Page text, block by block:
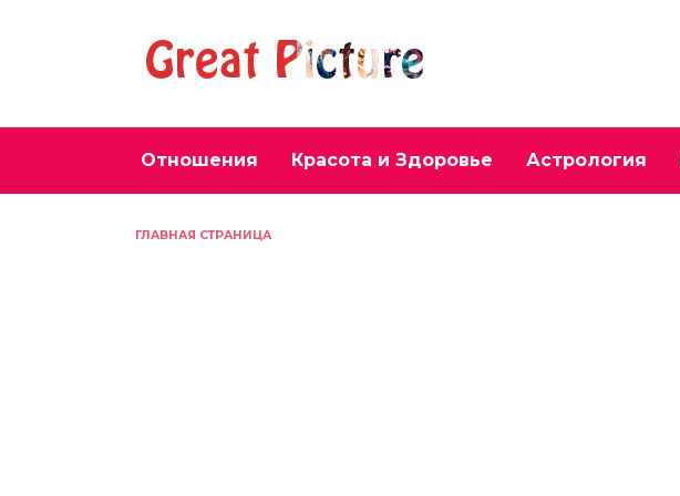
Отношения Красота и Здоровье Астрология
ГЛАВНАЯ СТРАНИЦА